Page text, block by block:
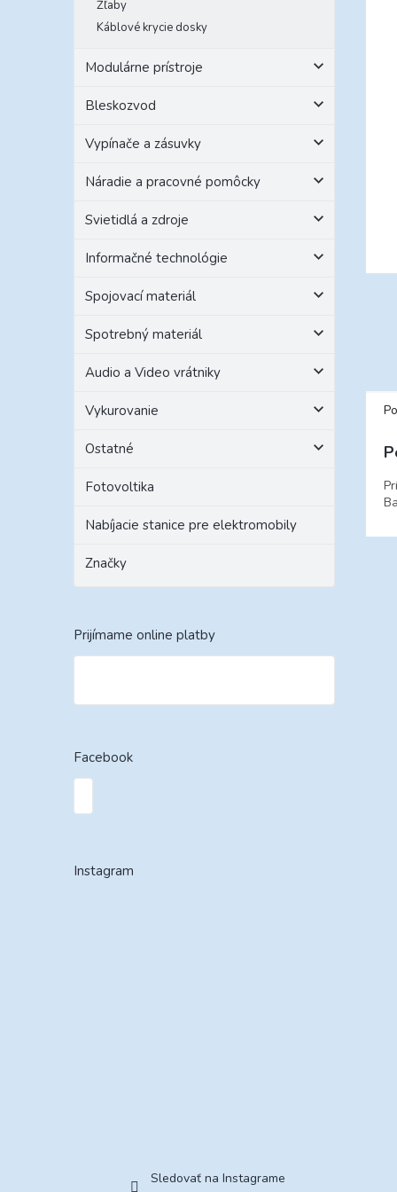
Žľaby
Káblové krycie dosky
Modulárne prístroje
Bleskozvod
Vypínače a zásuvky
Náradie a pracovné pomôcky
Svietidlá a zdroje
Informačné technológie
Spojovací materiál
Spotrebný materiál
Audio a Video vrátniky
Vykurovanie
Ostatné
Fotovoltika
Nabíjacie stanice pre elektromobily
Značky
Prijímame online platby
Facebook
Instagram
Sledovať na Instagrame